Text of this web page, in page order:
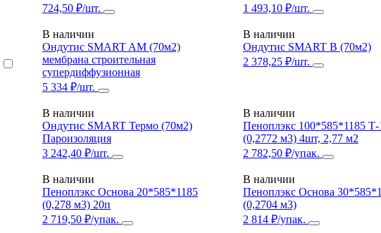
724,50 ₽/шт.
1 493,10 ₽/шт.
В наличии
Ондутис SMART AM (70м2)
мембрана строительная
супердиффузионная
5 334 ₽/шт.
В наличии
Ондутис SMART B (70м2)
2 378,25 ₽/шт.
В наличии
Ондутис SMART Термо (70м2)
Пароизоляция
3 242,40 ₽/шт.
В наличии
Пеноплэкс 100*585*1185 Т-
(0,2772 м3) 4шт, 2,77 м2
2 782,50 ₽/упак.
В наличии
Пеноплэкс Основа 20*585*1185
(0,278 м3) 20п
2 719,50 ₽/упак.
В наличии
Пеноплэкс Основа
(0,2704 м3)
2 814 ₽/упак.